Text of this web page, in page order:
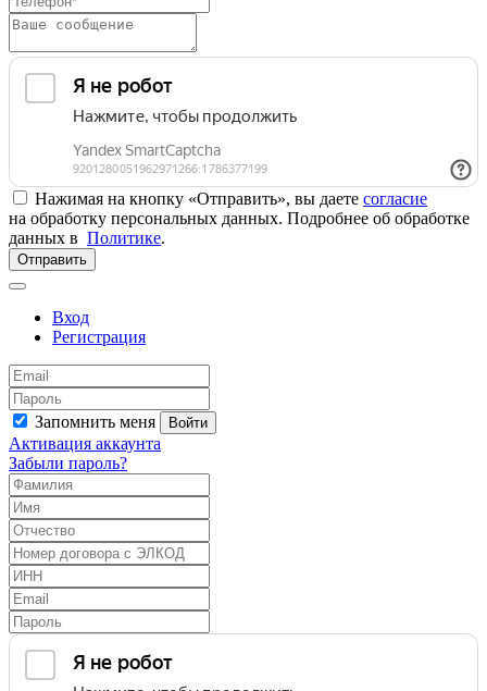
Нажимая на кнопку «Отправить», вы даете согласие
на обработку персональных данных. Подробнее об обработке
данных в Политике.
Отправить
Вход
Регистрация
Запомнить меня Войти
Активация аккаунта
Забыли пароль?